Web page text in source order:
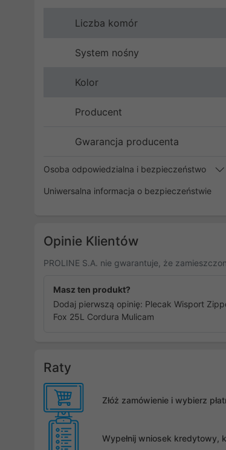
Liczba komór
System nośny
Kolor
Producent
Gwarancja producenta
Osoba odpowiedzialna i bezpieczeństwo
Uniwersalna informacja o bezpieczeństwie
Opinie Klientów
PROLINE S.A. nie gwarantuje, że
Masz ten produkt?
Dodaj pierwszą opinię: Plecak Wisport
Fox 25L Cordura Mulicam
Raty
Złóż zamówienie i wybierz
Wypełnij wniosek kredytowy,